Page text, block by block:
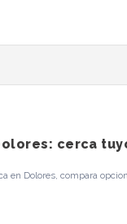
cerca
en Dolores, compara